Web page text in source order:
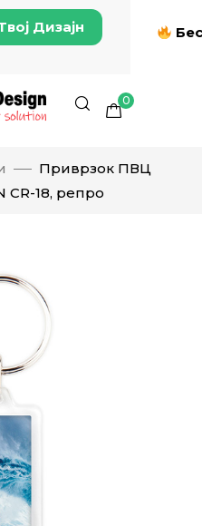
Дизајн
0
Приврзок ПВЦ
CR-18, репро